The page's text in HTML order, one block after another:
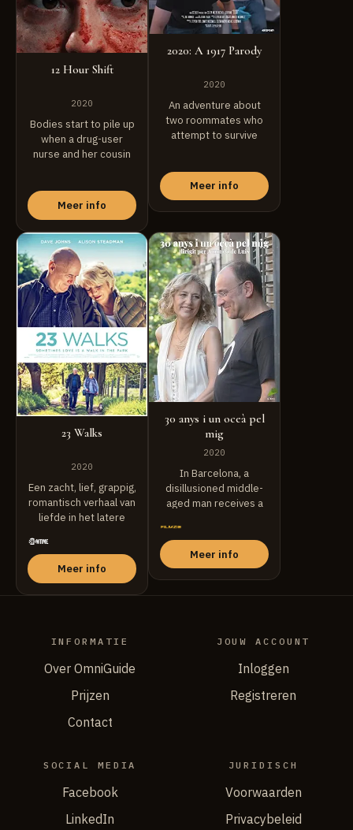
12 Hour Shift
2020
Bodies start to pile up
when a drug-user
nurse and her cousin
Meer info
2020: A 1917 Parody
2020
An adventure about
two roommates who
attempt to survive
Meer info
23 Walks
2020
Een zacht, lief, grappig,
romantisch verhaal van
liefde in het latere
Meer info
30 anys i un oceà pel
mig
2020
In Barcelona, a
disillusioned middle-
aged man receives a
Meer info
INFORMATIE
Over OmniGuide
Prijzen
Contact
JOUW ACCOUNT
Inloggen
Registreren
SOCIAL MEDIA
Facebook
LinkedIn
JURIDISCH
Voorwaarden
Privacybeleid